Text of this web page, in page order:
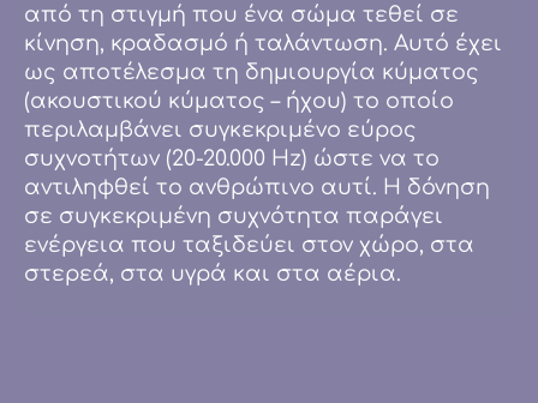
από τη στιγμή που ένα σώμα τεθεί σε
κίνηση, κραδασμό ή ταλάντωση. Αυτό έχει
ως αποτέλεσμα τη δημιουργία κύματος
(ακουστικού κύματος – ήχου) το οποίο
περιλαμβάνει συγκεκριμένο εύρος
συχνοτήτων (20-20.000 Hz) ώστε να το
αντιληφθεί το ανθρώπινο αυτί. Η δόνηση
σε συγκεκριμένη συχνότητα παράγει
ενέργεια που ταξιδεύει στον χώρο, στα
στερεά, στα υγρά και στα αέρια.